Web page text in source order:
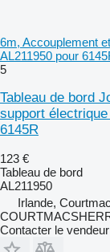
6m, Accouplement
AL211950 pour
5
Tableau de bord
support
6145R
123 €
Tableau de bord
AL211950
Irlande,
Contacter le vendeur